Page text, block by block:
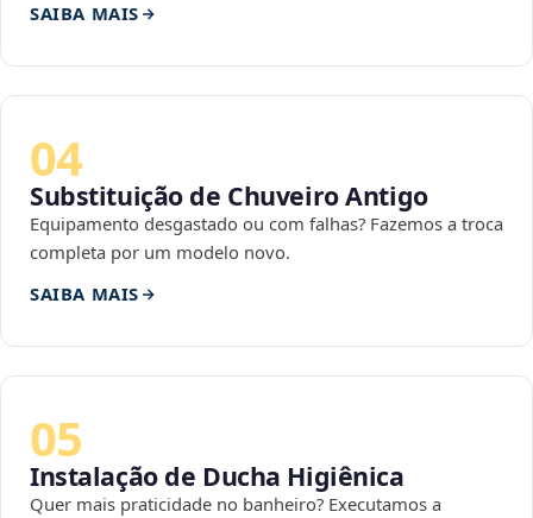
SAIBA MAIS
04
Substituição de Chuveiro Antigo
Equipamento desgastado ou com falhas? Fazemos a troca
completa por um modelo novo.
SAIBA MAIS
05
Instalação de Ducha Higiênica
Quer mais praticidade no banheiro? Executamos a